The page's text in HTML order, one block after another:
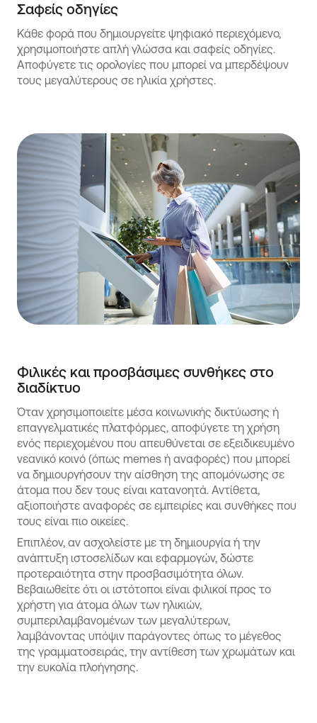
Σαφείς οδηγίες
Κάθε φορά που δημιουργείτε ψηφιακό περιεχόμενο,
χρησιμοποιήστε απλή γλώσσα και σαφείς οδηγίες.
Αποφύγετε τις ορολογίες που μπορεί να μπερδέψουν
τους μεγαλύτερους σε ηλικία χρήστες.
Φιλικές και προσβάσιμες συνθήκες στο
διαδίκτυο
Όταν χρησιμοποιείτε μέσα κοινωνικής δικτύωσης ή
επαγγελματικές πλατφόρμες, αποφύγετε τη χρήση
ενός περιεχομένου που απευθύνεται σε εξειδικευμένο
νεανικό κοινό (όπως memes ή αναφορές) που μπορεί
να δημιουργήσουν την αίσθηση της απομόνωσης σε
άτομα που δεν τους είναι κατανοητά. Αντίθετα,
αξιοποιήστε αναφορές σε εμπειρίες και συνθήκες που
τους είναι πιο οικείες.
Επιπλέον, αν ασχολείστε με τη δημιουργία ή την
ανάπτυξη ιστοσελίδων και εφαρμογών, δώστε
προτεραιότητα στην προσβασιμότητα όλων.
Βεβαιωθείτε ότι οι ιστότοποι είναι φιλικοί προς το
χρήστη για άτομα όλων των ηλικιών,
συμπεριλαμβανομένων των μεγαλύτερων,
λαμβάνοντας υπόψιν παράγοντες όπως το μέγεθος
της γραμματοσειράς, την αντίθεση των χρωμάτων και
την ευκολία πλοήγησης.